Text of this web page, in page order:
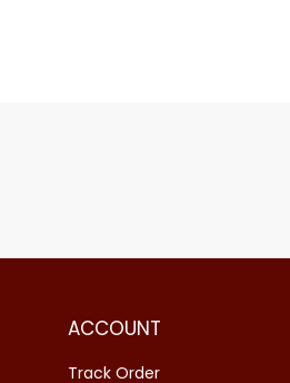
ACCOUNT
Track Order